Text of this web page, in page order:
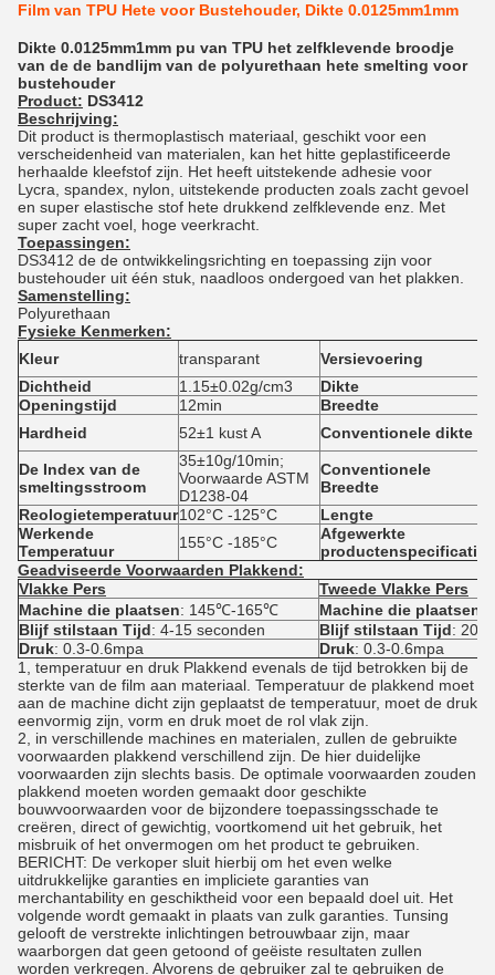
Film van TPU Hete voor Bustehouder, Dikte 0.0125mm1mm
Dikte 0.0125mm1mm pu van TPU het zelfklevende broodje
van de de bandlijm van de polyurethaan hete smelting voor
bustehouder
Product: DS3412
Beschrijving:
Dit product is thermoplastisch materiaal, geschikt voor een
verscheidenheid van materialen, kan het hitte geplastificeerde
herhaalde kleefstof zijn. Het heeft uitstekende adhesie voor
Lycra, spandex, nylon, uitstekende producten zoals zacht gevoel
en super elastische stof hete drukkend zelfklevende enz. Met
super zacht voel, hoge veerkracht.
Toepassingen:
DS3412 de de ontwikkelingsrichting en toepassing zijn voor
bustehouder uit één stuk, naadloos ondergoed van het plakken.
Samenstelling:
Polyurethaan
Fysieke Kenmerken:
Kleur
transparant Versievoering
Dichtheid
1.15±0.02g/cm3 Dikte
Openingstijd
12min Breedte
Hardheid
52±1 kust A Conventionele dikte
De Index van de
smeltingsstroom
35±10g/10min;
Voorwaarde ASTM
D1238-04
Conventionele
Breedte
Reologietemperatuur102°C -125°C Lengte
Werkende
Temperatuur
155°C -185°C
Afgewerkte
productenspecificatie
Geadviseerde Voorwaarden Plakkend:
Vlakke Pers
Tweede Vlakke Pers
Machine die plaatsen: 145℃-165℃ Machine die plaatsen
Blijf stilstaan Tijd: 4-15 seconden Blijf stilstaan Tijd: 20-
Druk: 0.3-0.6mpa Druk: 0.3-0.6mpa
1, temperatuur en druk Plakkend evenals de tijd betrokken bij de
sterkte van de film aan materiaal. Temperatuur de plakkend moet
aan de machine dicht zijn geplaatst de temperatuur, moet de druk
eenvormig zijn, vorm en druk moet de rol vlak zijn.
2, in verschillende machines en materialen, zullen de gebruikte
voorwaarden plakkend verschillend zijn. De hier duidelijke
voorwaarden zijn slechts basis. De optimale voorwaarden zouden
plakkend moeten worden gemaakt door geschikte
bouwvoorwaarden voor de bijzondere toepassingsschade te
creëren, direct of gewichtig, voortkomend uit het gebruik, het
misbruik of het onvermogen om het product te gebruiken.
BERICHT: De verkoper sluit hierbij om het even welke
uitdrukkelijke garanties en impliciete garanties van
merchantability en geschiktheid voor een bepaald doel uit. Het
volgende wordt gemaakt in plaats van zulk garanties. Tunsing
gelooft de verstrekte inlichtingen betrouwbaar zijn, maar
waarborgen dat geen getoond of geëiste resultaten zullen
worden verkregen. Alvorens de gebruiker zal te gebruiken de